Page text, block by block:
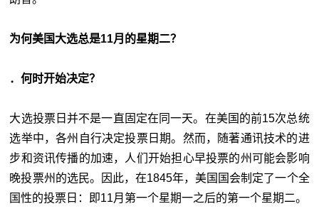
为何美国大选总是11月的星期二？
．何时开始决定？
大选投票日并不是一直固定在同一天。在美国的前15次总统
选举中，各州自行决定投票日期。然而，随著通讯技术的进
步和资讯传播的加速，人们开始担心早投票的州可能会影响
晚投票州的选民。因此，在1845年，美国国会制定了一个全
国性的投票日：即11月第一个星期一之后的第一个星期二。